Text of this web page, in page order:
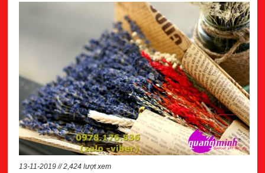
13-11-2019 // 2,424 lượt xem